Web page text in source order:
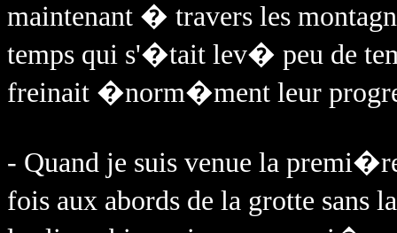
maintenant � travers les
temps qui s'�tait lev� peu de
freinait �norm�ment leur
- Quand je suis venue la
fois aux abords de la grotte sans